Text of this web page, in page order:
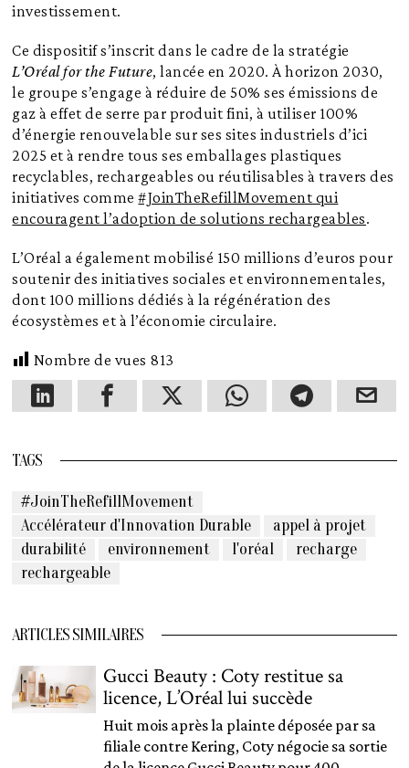
investissement.
Ce dispositif s’inscrit dans le cadre de la stratégie
L’Oréal for the Future, lancée en 2020. À horizon 2030,
le groupe s’engage à réduire de 50% ses émissions de
gaz à effet de serre par produit fini, à utiliser 100%
d’énergie renouvelable sur ses sites industriels d’ici
2025 et à rendre tous ses emballages plastiques
recyclables, rechargeables ou réutilisables à travers des
initiatives comme#JoinTheRefillMovement qui
encouragent l’adoption de solutions rechargeables.
L’Oréal a également mobilisé 150 millions d’euros pour
soutenir des initiatives sociales et environnementales,
dont 100 millions dédiés à la régénération des
écosystèmes et à l’économie circulaire.
Nombre de vues 813
TAGS
#JoinTheRefillMovement
Accélérateur d'Innovation Durable
appel à projet
durabilité
environnement l'oréal
recharge
rechargeable
ARTICLES SIMILAIRES
Gucci Beauty : Coty restitue sa
licence, L’Oréal lui succède
Huit mois après la plainte déposée par sa
filiale contre Kering, Coty négocie sa sortie